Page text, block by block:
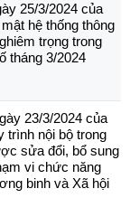
25/3/2024 của
hệ thống thông
trọng trong
tháng 3/2024
23/3/2024 của
trình nội bộ trong
sửa đổi, bổ sung
vi chức năng
binh và Xã hội